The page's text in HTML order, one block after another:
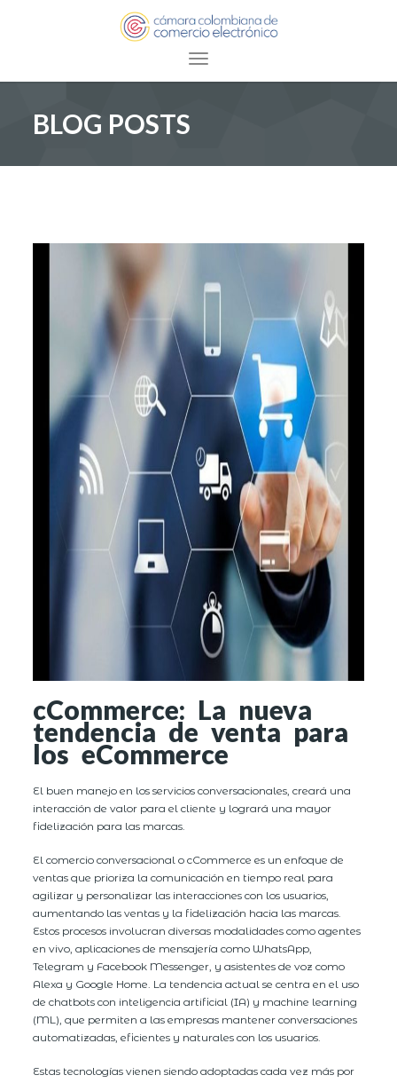
Toggle navigation
BLOG POSTS
cCommerce: La nueva
tendencia de venta para
los eCommerce
El buen manejo en los servicios conversacionales, creará una
interacción de valor para el cliente y logrará una mayor
fidelización para las marcas.
El comercio conversacional o cCommerce es un enfoque de
ventas que prioriza la comunicación en tiempo real para
agilizar y personalizar las interacciones con los usuarios,
aumentando las ventas y la fidelización hacia las marcas.
Estos procesos involucran diversas modalidades como agentes
en vivo, aplicaciones de mensajería como WhatsApp,
Telegram y Facebook Messenger, y asistentes de voz como
Alexa y Google Home. La tendencia actual se centra en el uso
de chatbots con inteligencia artificial (IA) y machine learning
(ML), que permiten a las empresas mantener conversaciones
automatizadas, eficientes y naturales con los usuarios.
Estas tecnologías vienen siendo adoptadas cada vez más por